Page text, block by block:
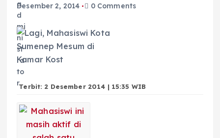
Desember 2, 2014
0 Comments
Terbit: 2 Desember 2014 | 15:35 WIB